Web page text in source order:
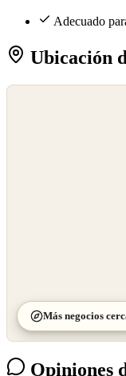
Adecuado
Ubicación
Más negocios
Opiniones